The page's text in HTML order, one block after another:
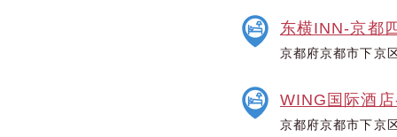
东横INN-京都
京都府京都市下京
WING国际酒
京都府京都市下京